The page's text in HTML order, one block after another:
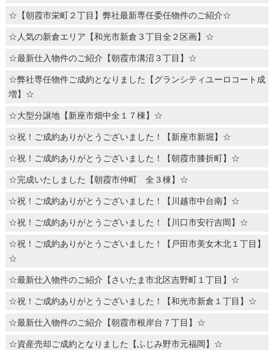
☆【朝霞市栄町２丁目】弊社最新専任委任物件のご紹介☆
☆人気の新倉エリア【和光市新倉３丁目全２区画】☆
☆最新仕入物件のご紹介【朝霞市溝沼３丁目】☆
☆弊社専任物件ご成約となりました【グランシティユーロコート成
増】☆
☆大型分譲地【新座市畑中全１７棟】☆
☆祝！ご成約ありがとうございました！【新座市新堀】☆
☆祝！ご成約ありがとうございました！【朝霞市膝折町】☆
☆完成いたしました【朝霞市仲町 全３棟】☆
☆祝！ご成約ありがとうございました！【川越市中台南】☆
☆祝！ご成約ありがとうございました！【川口市安行吉岡】☆
☆祝！ご成約ありがとうございました！【戸田市美女木北１丁目】
☆
☆最新仕入物件のご紹介【さいたま市北区吉野町１丁目】☆
☆祝！ご成約ありがとうございました！【和光市新倉１丁目】☆
☆最新仕入物件のご紹介【朝霞市根岸台７丁目】☆
☆資産売却ご成約となりました【ふじみ野市元福岡】☆